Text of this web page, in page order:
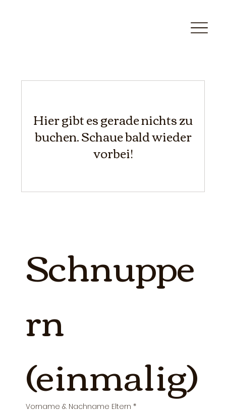
Hier gibt es gerade nichts zu
buchen. Schaue bald wieder
vorbei!
Schnuppe
rn
(einmalig)
Vorname & Nachname Eltern *